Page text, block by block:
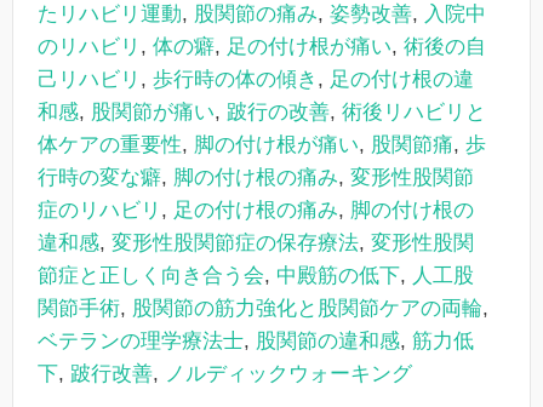
たリハビリ運動, 股関節の痛み, 姿勢改善, 入院中
のリハビリ , 体の癖, 足の付け根が痛い, 術後の自
己リハビリ , 歩行時の体の傾き , 足の付け根の違
和感, 股関節が痛い, 跛行の改善, 術後リハビリと
体ケアの重要性, 脚の付け根が痛い, 股関節痛, 歩
行時の変な癖, 脚の付け根の痛み, 変形性股関節
症のリハビリ , 足の付け根の痛み, 脚の付け根の
違和感, 変形性股関節症の保存療法, 変形性股関
節症と正しく向き合う会, 中殿筋の低下, 人工股
関節手術, 股関節の筋力強化と股関節ケアの両輪,
ベテランの理学療法士, 股関節の違和感, 筋力低
下, 跛行改善, ノルディックウォーキング